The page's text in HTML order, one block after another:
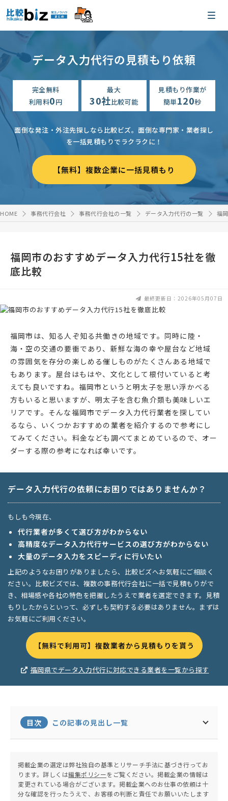
データ入力代行の見積もり依頼
完全無料
利用料0円
最大
30社比較可能
見積もり作業が
簡単120秒
面倒な発注・外注先探しなら比較ビズ。 面倒な専門家・業者探し
を一括見積もりでラクラクに！
【無料】複数企業に一括見積もり
HOME 事務代行会社 事務代行会社の一覧 データ入力代行の一覧 福
福岡市のおすすめデータ入力代行15社を徹
底比較
最終更新日：2026年05月07日
福岡市は、知る人ぞ知る共働きの地域です。同時に陸・
海・空の交通の要衝であり、新鮮な海の幸や屋台など地域
の雰囲気を存分の楽しめる催しものがたくさんある地域で
もあります。屋台はもはや、文化として根付いていると考
えても良いですね。福岡市というと明太子を思い浮かべる
方もいると思いますが、明太子を含む魚介類も美味しいエ
リアです。そんな福岡市でデータ入力代行業者を探してい
るなら、いくつかおすすめの業者を紹介するので参考にし
てみてください。料金なども調べてまとめているので、オー
ダーする際の参考になれば幸いです。
データ入力代行の依頼にお困りではありませんか？
もしも今現在、
代行業者が多くて選び方がわからない
高精度なデータ入力代行サービスの選び方がわからない
大量のデータ入力をスピーディに行いたい
上記のようなお困りがありましたら、比較ビズへお気軽にご相談く
ださい。比較ビズでは、複数の事務代行会社に一括で見積もりがで
き、相場感や各社の特色を把握したうえで業者を選定できます。見積
もりしたからといって、必ずしも契約する必要はありません。まずは
お気軽にご利用ください。
【無料で利用可】複数業者から見積もりを貰う
福岡県でデータ入力代行に対応できる業者を一覧から探す
目次 この記事の見出し一覧
掲載企業の選定は弊社独自の基準とリサーチ手法に基づき行ってお
ります。詳しくは編集ポリシーをご覧ください。掲載企業の情報は
変更されている場合がございます。掲載企業へのお仕事の依頼は十
分な確認を行ったうえで、お客様の判断と責任でお願いいたします